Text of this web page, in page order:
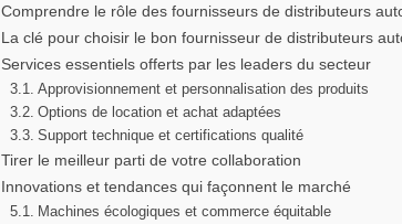
Comprendre le rôle des fournisseurs de distributeurs
La clé pour choisir le bon fournisseur de distributeurs
Services essentiels offerts par les leaders du secteur
Approvisionnement et personnalisation des produits
Options de location et achat adaptées
Support technique et certifications qualité
Tirer le meilleur parti de votre collaboration
Innovations et tendances qui façonnent le marché
Machines écologiques et commerce équitable